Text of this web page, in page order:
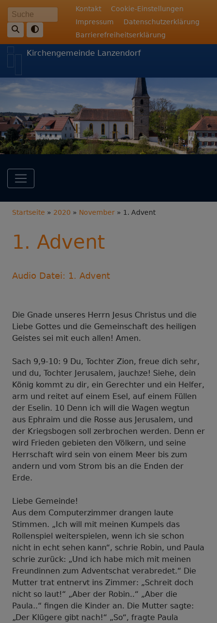
Direkt
zum
Inhalt
Suche Fußbereichsmenü
Kontakt
Cookie-Einstellungen
Impressum
Datenschutzerklärung
Barrierefreiheitserklärung
Kirchengemeinde Lanzendorf
Hauptnavigation
Breadcrumb
Startseite 2020 November 1. Advent
1. Advent
Audio Datei: 1. Advent
Die Gnade unseres Herrn Jesus Christus und die
Liebe Gottes und die Gemeinschaft des heiligen
Geistes sei mit euch allen! Amen.
Sach 9,9-10: 9 Du, Tochter Zion, freue dich sehr,
und du, Tochter Jerusalem, jauchze! Siehe, dein
König kommt zu dir, ein Gerechter und ein Helfer,
arm und reitet auf einem Esel, auf einem Füllen
der Eselin. 10 Denn ich will die Wagen wegtun
aus Ephraim und die Rosse aus Jerusalem, und
der Kriegsbogen soll zerbrochen werden. Denn er
wird Frieden gebieten den Völkern, und seine
Herrschaft wird sein von einem Meer bis zum
andern und vom Strom bis an die Enden der
Erde.
Liebe Gemeinde!
Aus dem Computerzimmer drangen laute
Stimmen. „Ich will mit meinen Kumpels das
Rollenspiel weiterspielen, wenn ich sie schon
nicht in echt sehen kann“, schrie Robin, und Paula
schrie zurück: „Und ich habe mich mit meinen
Freundinnen zum Adventschat verabredet.“ Die
Mutter trat entnervt ins Zimmer: „Schreit doch
nicht so laut!“ „Aber der Robin..“ „Aber die
Paula..“ fingen die Kinder an. Die Mutter sagte:
„Der Klügere gibt nach!“ „So“, fragte Paula